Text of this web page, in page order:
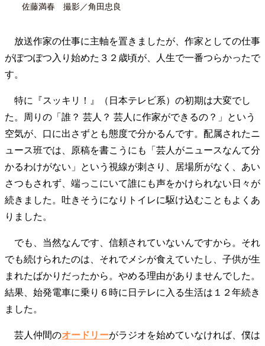
佐藤満春 撮影／角田忠良
放送作家の仕事に主軸を置きましたが、作家としての仕事
がぽつぽつ入り始めた３２歳頃が、人生で一番つらかったで
す。
特に『スッキリ！』（日本テレビ系）の初期は大変でし
た。周りの「誰？ 芸人？ 芸人に作家ができるの？」という
空気が、口に出さずとも態度で分かるんです。配属されたニ
ュース班では、原稿を書こうにも「芸人がニュースなんて分
かるわけがない」という視線が刺さり、居場所がなく、あい
さつもされず、端っこにいて誰にも声をかけられない日々が
続きました。吐きそうになりトイレに駆け込むこともよくあ
りました。
でも、当然なんです、信頼されていないんですから。それ
でも続けられたのは、それでメシが食えていたし、子供が生
まれたばかりだったから。やめる理由がありませんでした。
結果、始発電車に乗り６時に日テレに入る生活は１２年続き
ました。
芸人仲間のオードリーがラジオを始めていなければ、僕は